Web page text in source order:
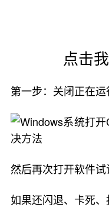
点击
第一步：关闭正在
然后再次打开软件试
如果还闪退、卡死、